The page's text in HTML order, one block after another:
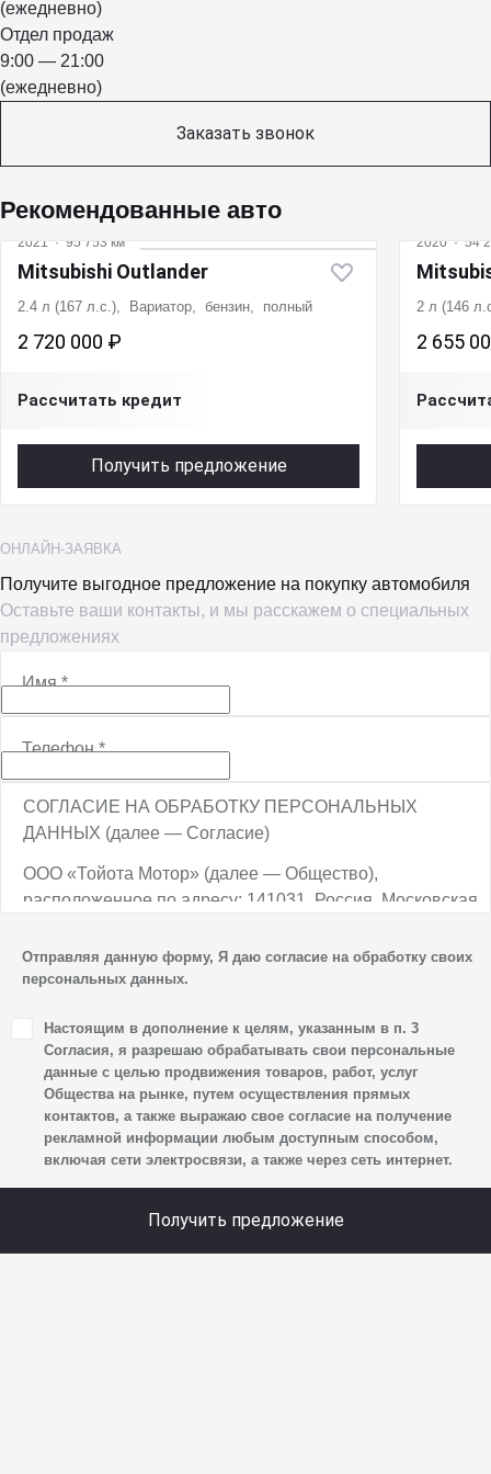
(ежедневно)
Отдел продаж
9:00 — 21:00
(ежедневно)
Заказать звонок
Рекомендованные авто
2021 · 95 753 км
Mitsubishi Outlander
2.4 л (167 л.с.), Вариатор, бензин, полный
2 720 000 ₽
Рассчитать кредит
Получить предложение
2020 · 54
2 л (146
2 655
ОНЛАЙН-ЗАЯВКА
Получите выгодное предложение на покупку автомобиля
Оставьте ваши контакты, и мы расскажем о специальных
предложениях
Имя*
Телефон*
СОГЛАСИЕ НА ОБРАБОТКУ ПЕРСОНАЛЬНЫХ
ДАННЫХ (далее — Согласие)
ООО «Тойота Мотор» (далее — Общество),
расположенное по адресу: 141031, Россия, Московская
ТПЗ «Алтуфьево», вл. 5, стр. 1, является оператором
персональных данных.
1. Настоящим я даю согласие Обществу на обработку
своих персональных данных, а именно: имени, отчества,
фамилии, контактных данных (включая номер телефона
и адрес электронной почты), адреса, сведений
о впечатлениях, интересах, предпочтениях
к автомобилю(-ям) и товарам/услугам, IP-адреса,
сайта, уникального идентификатора посетителя сайта,
предпочтительного времени и способа для контакта,
Отправляя данную форму, Я даю согласие на обработку своих
персональных данных.
Настоящим в дополнение к целям, указанным в п. 3
Согласия, я разрешаю обрабатывать свои персональные
данные с целью продвижения товаров, работ, услуг
Общества на рынке, путем осуществления прямых
контактов, а также выражаю свое согласие на получение
рекламной информации любым доступным способом,
включая сети электросвязи, а также через сеть интернет.
Получить предложение